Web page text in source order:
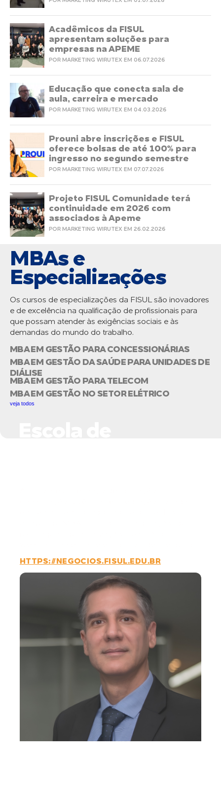
Acadêmicos da FISUL
apresentam soluções para
empresas na APEME
POR MARKETING WIRUTEX EM 06.07.2026
Educação que conecta sala de
aula, carreira e mercado
POR MARKETING WIRUTEX EM 04.03.2026
Prouni abre inscrições e FISUL
oferece bolsas de até 100% para
ingresso no segundo semestre
POR MARKETING WIRUTEX EM 07.07.2026
Projeto FISUL Comunidade terá
continuidade em 2026 com
associados à Apeme
POR MARKETING WIRUTEX EM 26.02.2026
MBAs e
Especializações
Os cursos de especializações da FISUL são inovadores
e de excelência na qualificação de profissionais para
que possam atender às exigências sociais e às
demandas do mundo do trabalho.
MBA EM GESTÃO PARA CONCESSIONÁRIAS
MBA EM GESTÃO DA SAÚDE PARA UNIDADES DE
DIÁLISE
MBA EM GESTÃO PARA TELECOM
MBA EM GESTÃO NO SETOR ELÉTRICO
veja todos
HTTPS://NEGOCIOS.FISUL.EDU.BR